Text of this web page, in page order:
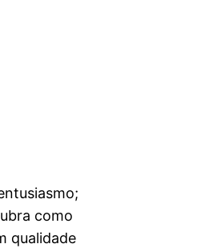
como
qualidade